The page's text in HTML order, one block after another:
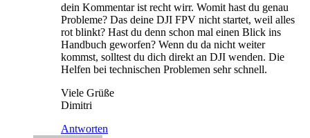
dein Kommentar ist recht wirr. Womit hast du genau
Probleme? Das deine DJI FPV nicht startet, weil alles
rot blinkt? Hast du denn schon mal einen Blick ins
Handbuch geworfen? Wenn du da nicht weiter
kommst, solltest du dich direkt an DJI wenden. Die
Helfen bei technischen Problemen sehr schnell.
Viele Grüße
Dimitri
Antworten